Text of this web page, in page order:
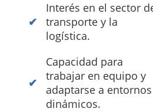
Interés en el sector
transporte y la
logística.
Capacidad para
trabajar en equipo y
adaptarse a entornos
dinámicos.